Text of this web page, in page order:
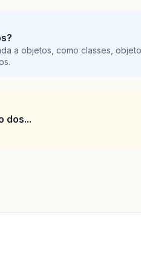
a objetos, como classes,
dos...